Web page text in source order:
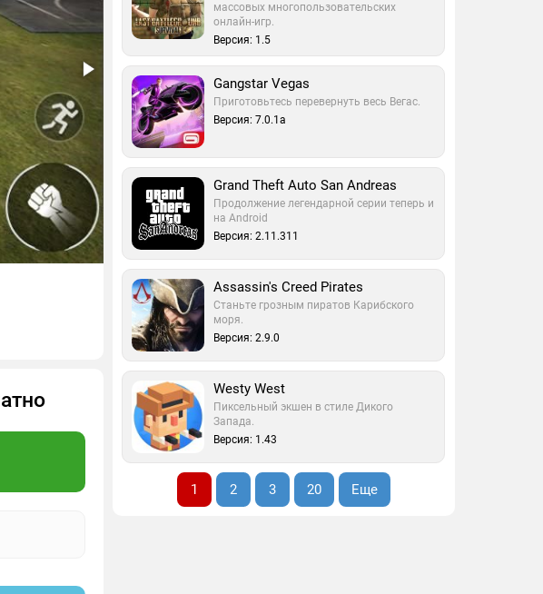
массовых многопользовательских
онлайн-игр.
Версия: 1.5
Gangstar Vegas
Приготовьтесь перевернуть весь Вегас.
Версия: 7.0.1a
Grand Theft Auto San Andreas
Продолжение легендарной серии теперь и
на Android
Версия: 2.11.311
Assassin's Creed Pirates
Станьте грозным пиратов Карибского
моря.
Версия: 2.9.0
Westy West
Пиксельный экшен в стиле Дикого
Запада.
Версия: 1.43
1 2 3 20 Еще